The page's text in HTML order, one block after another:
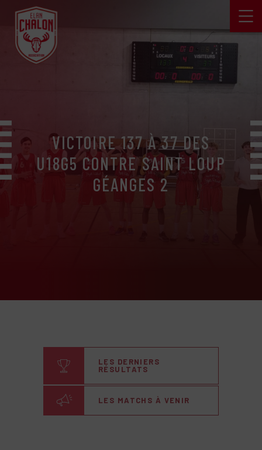
VICTOIRE 137 À 37 DES
U18G5 CONTRE SAINT LOUP
GÉANGES 2
LES DERNIERS
RÉSULTATS
LES MATCHS À VENIR